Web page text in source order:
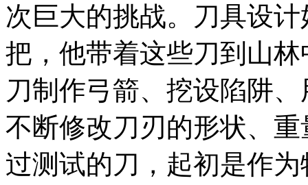
次巨大的挑战。刀具设
把，他带着这些刀到山
刀制作弓箭、挖设陷阱
不断修改刀刃的形状、
过测试的刀，起初是作